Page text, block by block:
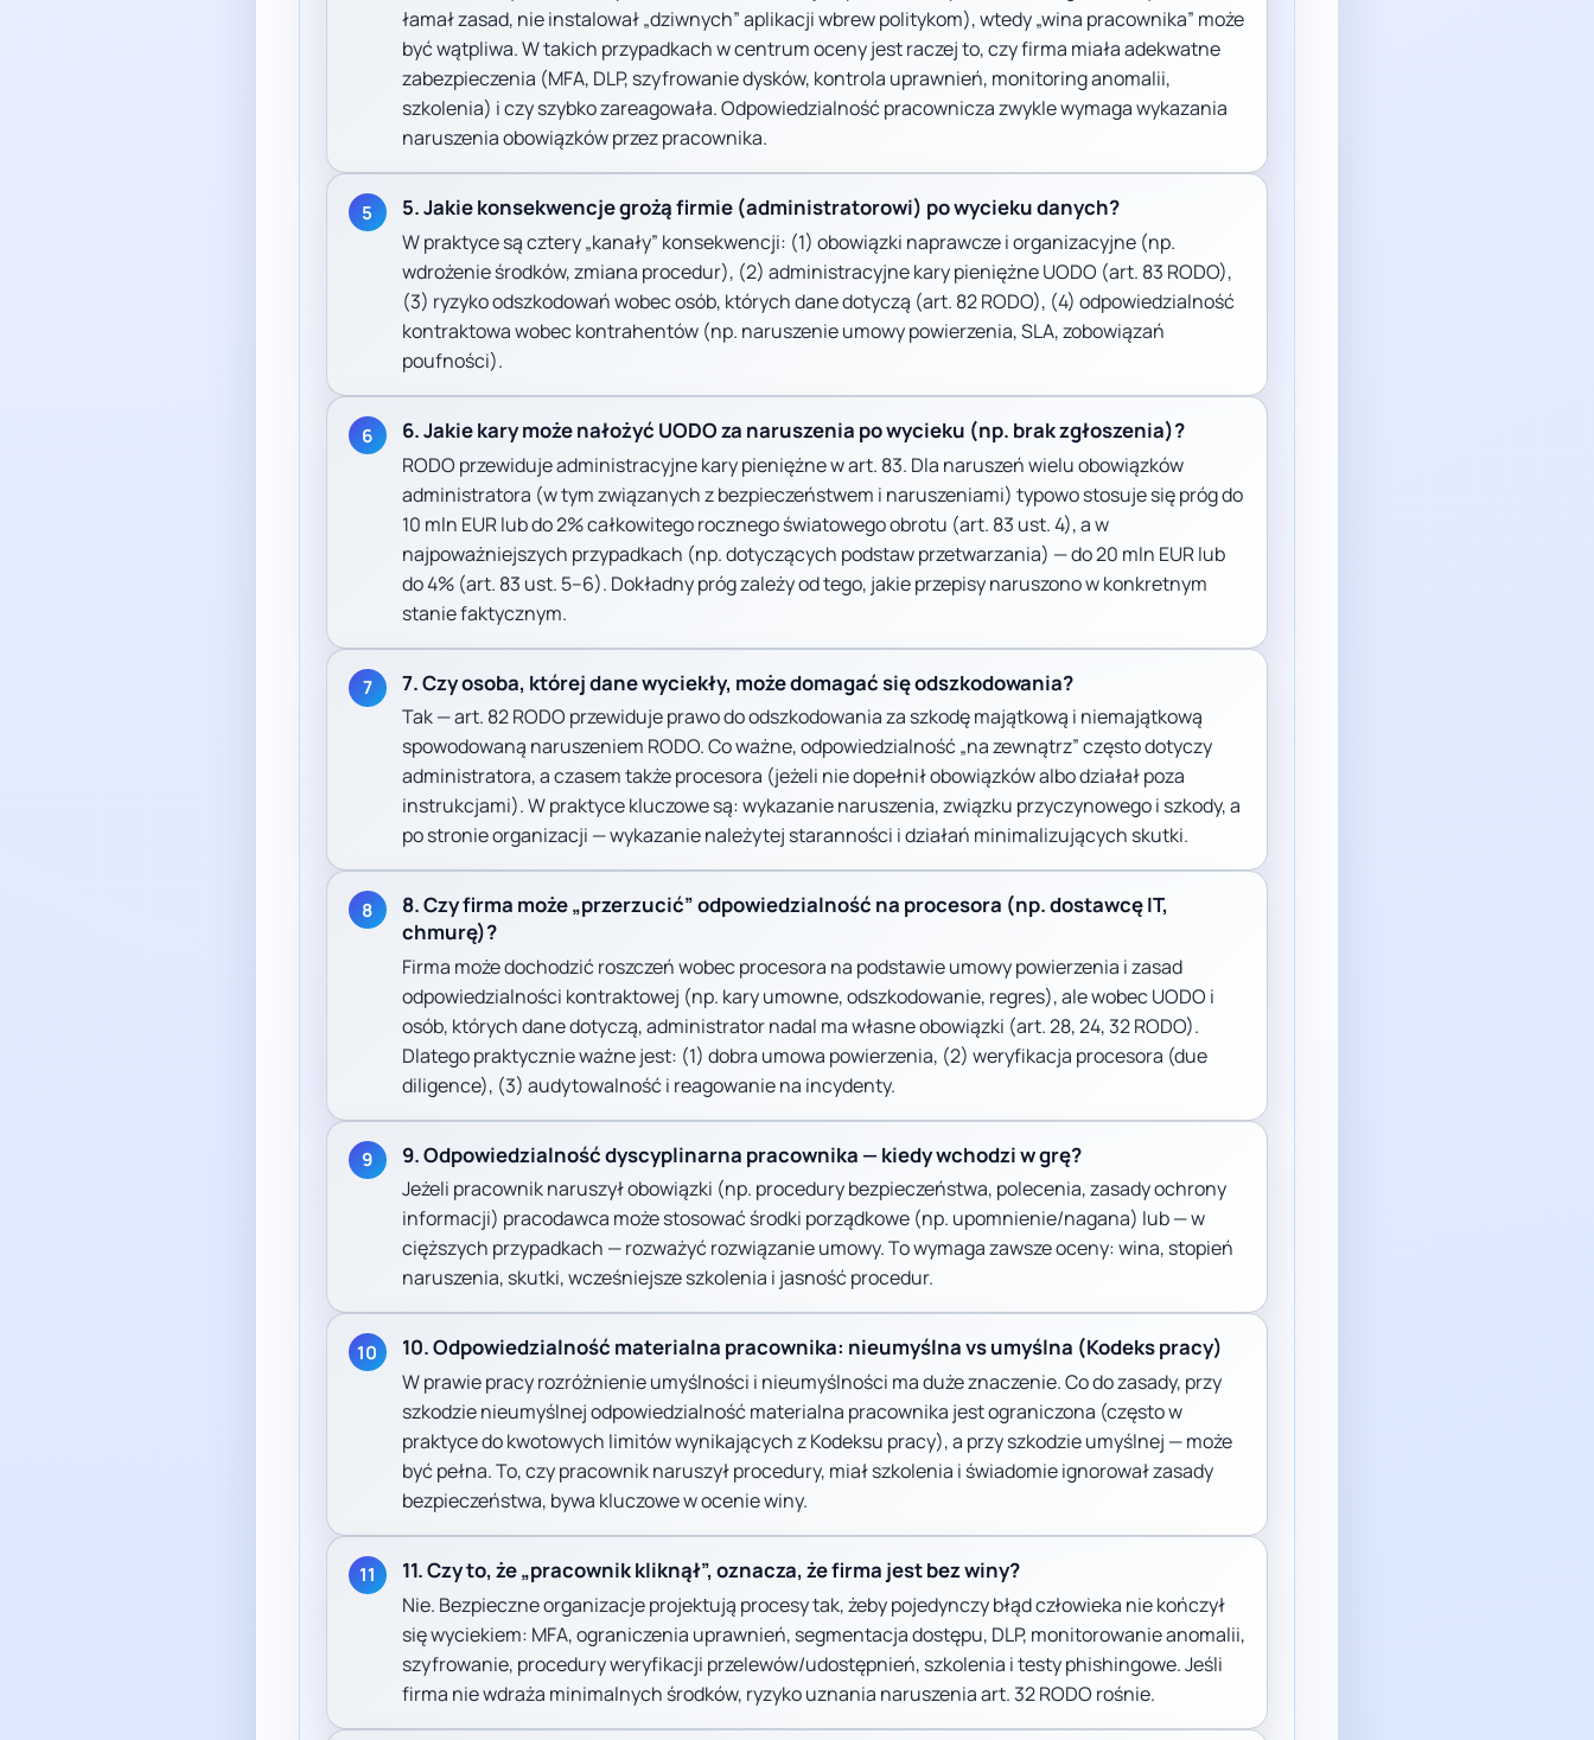
łamał zasad, nie instalował „dziwnych” aplikacji wbrew politykom), wtedy „wina pracownika” może
być wątpliwa. W takich przypadkach w centrum oceny jest raczej to, czy firma miała adekwatne
zabezpieczenia (MFA, DLP, szyfrowanie dysków, kontrola uprawnień, monitoring anomalii,
szkolenia) i czy szybko zareagowała. Odpowiedzialność pracownicza zwykle wymaga wykazania
naruszenia obowiązków przez pracownika.
5 5. Jakie konsekwencje grożą firmie (administratorowi) po wycieku danych?
W praktyce są cztery „kanały” konsekwencji: (1) obowiązki naprawcze i organizacyjne (np.
wdrożenie środków, zmiana procedur), (2) administracyjne kary pieniężne UODO (art. 83 RODO),
(3) ryzyko odszkodowań wobec osób, których dane dotyczą (art. 82 RODO), (4) odpowiedzialność
kontraktowa wobec kontrahentów (np. naruszenie umowy powierzenia, SLA, zobowiązań
poufności).
6 6. Jakie kary może nałożyć UODO za naruszenia po wycieku (np. brak zgłoszenia)?
RODO przewiduje administracyjne kary pieniężne w art. 83. Dla naruszeń wielu obowiązków
administratora (w tym związanych z bezpieczeństwem i naruszeniami) typowo stosuje się próg do
10 mln EUR lub do 2% całkowitego rocznego światowego obrotu (art. 83 ust. 4), a w
najpoważniejszych przypadkach (np. dotyczących podstaw przetwarzania) — do 20 mln EUR lub
do 4% (art. 83 ust. 5–6). Dokładny próg zależy od tego, jakie przepisy naruszono w konkretnym
stanie faktycznym.
7 7. Czy osoba, której dane wyciekły, może domagać się odszkodowania?
Tak — art. 82 RODO przewiduje prawo do odszkodowania za szkodę majątkową i niemajątkową
spowodowaną naruszeniem RODO. Co ważne, odpowiedzialność „na zewnątrz” często dotyczy
administratora, a czasem także procesora (jeżeli nie dopełnił obowiązków albo działał poza
instrukcjami). W praktyce kluczowe są: wykazanie naruszenia, związku przyczynowego i szkody, a
po stronie organizacji — wykazanie należytej staranności i działań minimalizujących skutki.
8
8. Czy firma może „przerzucić” odpowiedzialność na procesora (np. dostawcę IT,
chmurę)?
Firma może dochodzić roszczeń wobec procesora na podstawie umowy powierzenia i zasad
odpowiedzialności kontraktowej (np. kary umowne, odszkodowanie, regres), ale wobec UODO i
osób, których dane dotyczą, administrator nadal ma własne obowiązki (art. 28, 24, 32 RODO).
Dlatego praktycznie ważne jest: (1) dobra umowa powierzenia, (2) weryfikacja procesora (due
diligence), (3) audytowalność i reagowanie na incydenty.
9 9. Odpowiedzialność dyscyplinarna pracownika — kiedy wchodzi w grę?
Jeżeli pracownik naruszył obowiązki (np. procedury bezpieczeństwa, polecenia, zasady ochrony
informacji) pracodawca może stosować środki porządkowe (np. upomnienie/nagana) lub — w
cięższych przypadkach — rozważyć rozwiązanie umowy. To wymaga zawsze oceny: wina, stopień
naruszenia, skutki, wcześniejsze szkolenia i jasność procedur.
10 10. Odpowiedzialność materialna pracownika: nieumyślna vs umyślna (Kodeks pracy)
W prawie pracy rozróżnienie umyślności i nieumyślności ma duże znaczenie. Co do zasady, przy
szkodzie nieumyślnej odpowiedzialność materialna pracownika jest ograniczona (często w
praktyce do kwotowych limitów wynikających z Kodeksu pracy), a przy szkodzie umyślnej — może
być pełna. To, czy pracownik naruszył procedury, miał szkolenia i świadomie ignorował zasady
bezpieczeństwa, bywa kluczowe w ocenie winy.
11 11. Czy to, że „pracownik kliknął”, oznacza, że firma jest bez winy?
Nie. Bezpieczne organizacje projektują procesy tak, żeby pojedynczy błąd człowieka nie kończył
się wyciekiem: MFA, ograniczenia uprawnień, segmentacja dostępu, DLP, monitorowanie anomalii,
szyfrowanie, procedury weryfikacji przelewów/udostępnień, szkolenia i testy phishingowe. Jeśli
firma nie wdraża minimalnych środków, ryzyko uznania naruszenia art. 32 RODO rośnie.